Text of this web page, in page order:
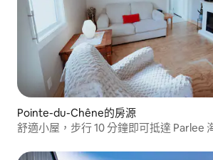
Pointe-du-Chêne的房源
舒適小屋，步行 10 分鐘即可抵達 Parlee